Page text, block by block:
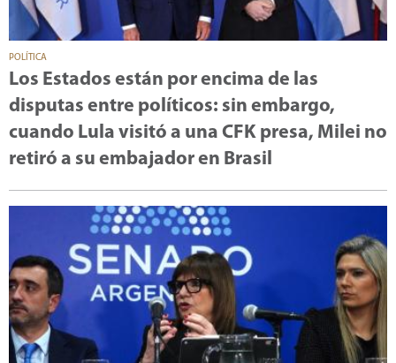
POLÍTICA
Los Estados están por encima de las
disputas entre políticos: sin embargo,
cuando Lula visitó a una CFK presa, Milei no
retiró a su embajador en Brasil